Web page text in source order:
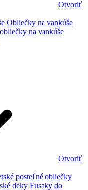
Otvoriť
Obliečky na vankúše
na vankúše
Otvoriť
posteľné obliečky
deky Fusaky do